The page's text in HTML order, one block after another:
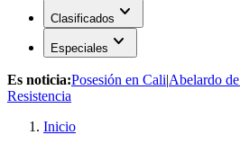
Clasificados expand_more
Especiales expand_more
Es noticia:Posesión en Cali|Abelardo
Resistencia
Inicio